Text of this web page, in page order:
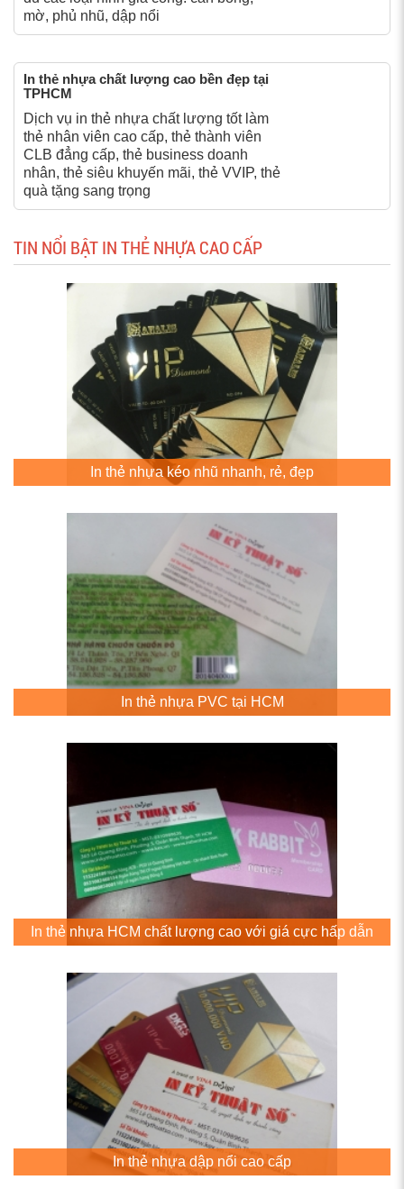
mờ, phủ nhũ, dập nổi
In thẻ nhựa chất lượng cao bền đẹp tại
TPHCM
Dịch vụ in thẻ nhựa chất lượng tốt làm
thẻ nhân viên cao cấp, thẻ thành viên
CLB đẳng cấp, thẻ business doanh
nhân, thẻ siêu khuyến mãi, thẻ VVIP, thẻ
quà tặng sang trọng
TIN NỔI BẬT IN THẺ NHỰA CAO CẤP
In thẻ nhựa kéo nhũ nhanh, rẻ, đẹp
In thẻ nhựa PVC tại HCM
In thẻ nhựa HCM chất lượng cao với giá cực hấp dẫn
In thẻ nhựa dập nổi cao cấp